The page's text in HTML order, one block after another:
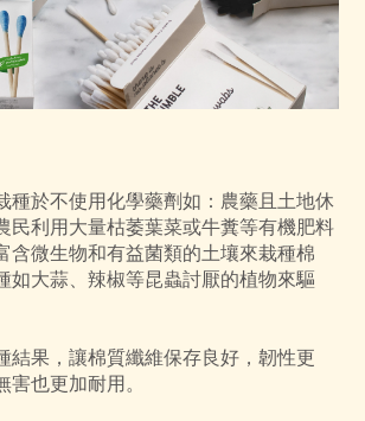
種於不使用化學藥劑如：農藥且土地休
民利用大量枯萎葉菜或牛糞等有機肥料
含微生物和有益菌類的土壤來栽種棉
如大蒜、辣椒等昆蟲討厭的植物來驅
結果，讓棉質纖維保存良好，韌性更
也更加耐用。